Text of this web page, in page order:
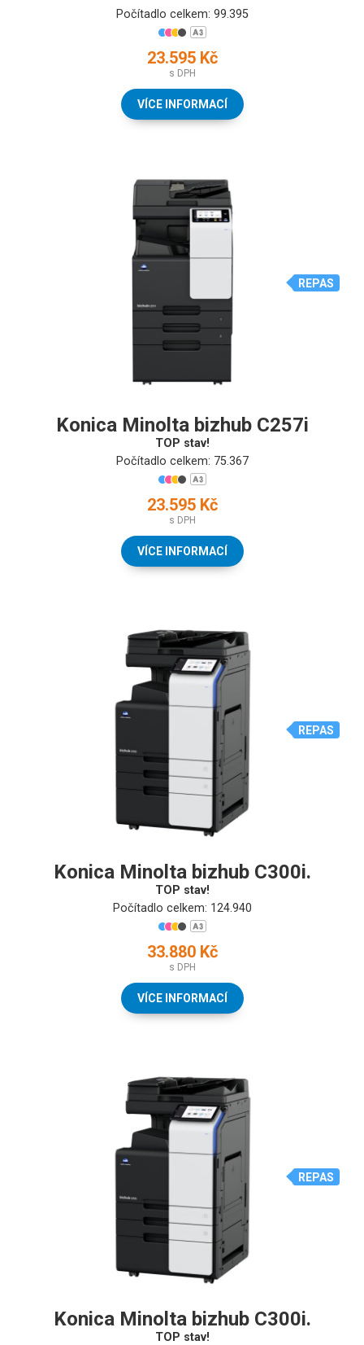
Počítadlo celkem: 99.395
23.595 Kč
s DPH
VÍCE INFORMACÍ
REPAS
Konica Minolta bizhub C257i
TOP stav!
Počítadlo celkem: 75.367
23.595 Kč
s DPH
VÍCE INFORMACÍ
REPAS
Konica Minolta bizhub C300i.
TOP stav!
Počítadlo celkem: 124.940
33.880 Kč
s DPH
VÍCE INFORMACÍ
REPAS
Konica Minolta bizhub C300i.
TOP stav!